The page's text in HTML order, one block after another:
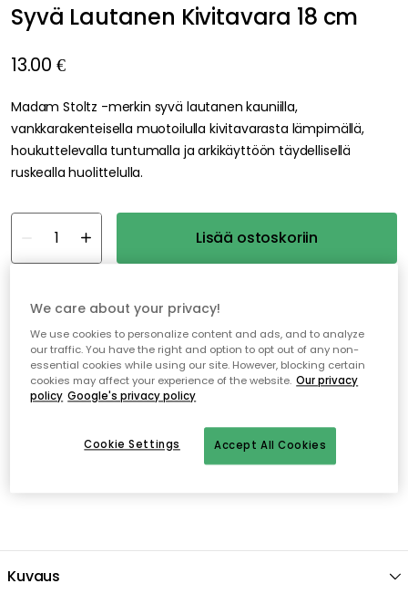
Syvä Lautanen Kivitavara 18 cm
13.00 €
Madam Stoltz -merkin syvä lautanen kauniilla,
vankkarakenteisella muotoilulla kivitavarasta lämpimällä,
houkuttelevalla tuntumalla ja arkikäyttöön täydellisellä
ruskealla huolittelulla.
Lisää ostoskoriin
Ilmainen toimitus yli 79 €*
Nopeat ja joustavat toimitukset
Avoin palautusoikeus 30 päivän ajan
Kuvaus
We care about your privacy!
We use cookies to personalize content and ads, and to analyze
our traffic. You have the right and option to opt out of any non-
essential cookies while using our site. However, blocking certain
cookies may affect your experience of the website. Our privacy
policy Google's privacy policy
Accept All Cookies
Cookie Settings